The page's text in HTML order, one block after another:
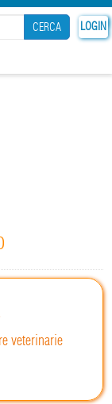
LOGIN
CERCA
veterinarie